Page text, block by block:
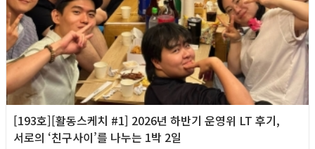
[193호][활동스케치 #1] 2026년 하반기 운영위 LT 후기,
서로의 ‘친구사이’를 나누는 1박 2일